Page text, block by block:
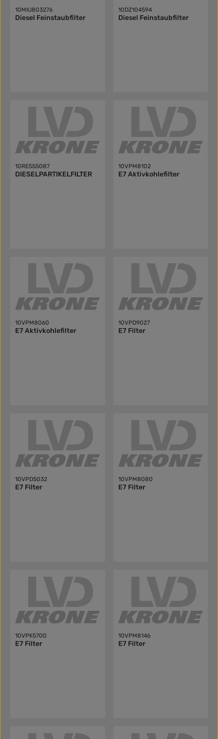
10MIU803276
Diesel Feinstaubfilter
10DZ104594
Diesel Feinstaubfilter
10RE555087
DIESELPARTIKELFILTER
10VPM8102
E7 Aktivkohlefilter
10VPM8060
E7 Aktivkohlefilter
10VPD9027
E7 Filter
10VPD5032
E7 Filter
10VPM8080
E7 Filter
10VPK5700
E7 Filter
10VPM8146
E7 Filter